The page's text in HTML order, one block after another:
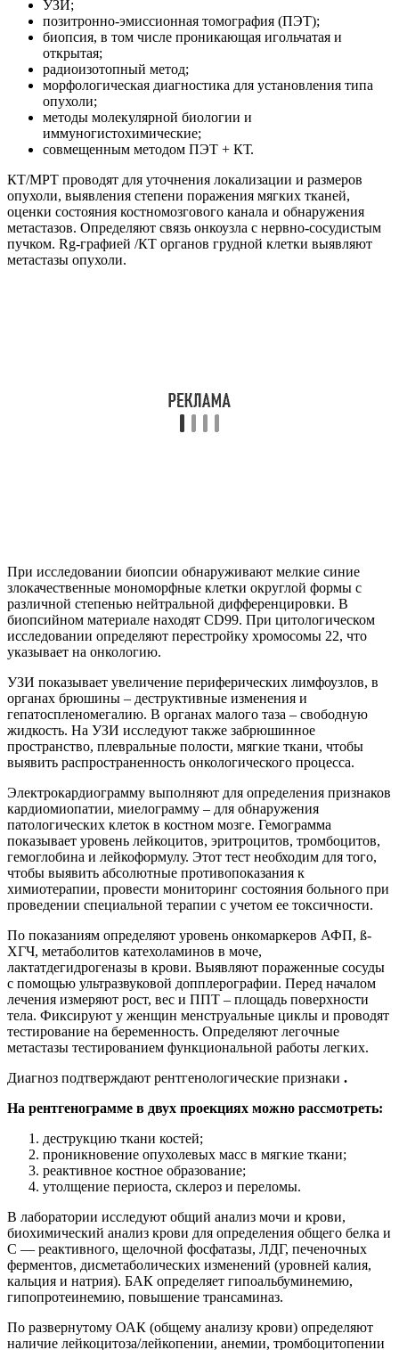
При исследовании биопсии обнаруживают мелкие синие
злокачественные мономорфные клетки округлой формы с
различной степенью нейтральной дифференцировки. В
биопсийном материале находят CD99. При цитологическом
исследовании определяют перестройку хромосомы 22, что
указывает на онкологию.
УЗИ показывает увеличение периферических лимфоузлов, в
органах брюшины – деструктивные изменения и
гепатоспленомегалию. В органах малого таза – свободную
пространство, плевральные полости, мягкие ткани, чтобы
выявить распространенность онкологического процесса.
Электрокардиограмму выполняют для определения признаков
кардиомиопатии, миелограмму – для обнаружения
патологических клеток в костном мозге. Гемограмма
лактатдегидрогеназы в крови. Выявляют пораженные сосуды
с помощью ультразвуковой допплерографии. Перед началом
лечения измеряют рост, вес и ППТ – площадь поверхности
деструкцию ткани костей;
проникновение опухолевых масс в мягкие ткани;
реактивное костное образование;
утолщение периоста, склероз и переломы.
В лаборатории исследуют общий анализ мочи и крови,
С — реактивного, щелочной фосфатазы, ЛДГ, печеночных
ферментов, дисметаболических изменений (уровней калия,
кальция и натрия). БАК определяет гипоальбуминемию,
гипопротеинемию, повышение трансаминаз.
По развернутому ОАК (общему анализу крови) определяют
(при обнаружении метастазов в костном мозге), повышенную
СОЭ. По коагулограмме – наличие дискоагуляционных
изменений. По ОАМ выявляют урат/оксалатурию.
Дифференциальный диагноз проводят для исключения:
острого гематогенного остеомиелита;
остеосаркомы и других костных опухолей;
туберкулеза костей.
При необходимости предоставить скорую неотложную
помощь:
учитываются жалобы, анамнез болезни и жизни;
объективно оценивается статус: как расположена
пораженная конечность, выявляется подвижность
наличие боли в месте поражения;
исследуют рентгенологические признаки саркомы
назначают медикаментозную обезболивающую терапию,
жаропонижающие средства.
Лечение саркомы Юинга
При подтвержденном диагнозе «саркома Юинга», лечение
назначают немедикаментозное и медикаментозное.
Немедикаментозное лечение
Необходимо придерживаться щадящего охранительного
режима, исключающего травмирование, переохлаждение и